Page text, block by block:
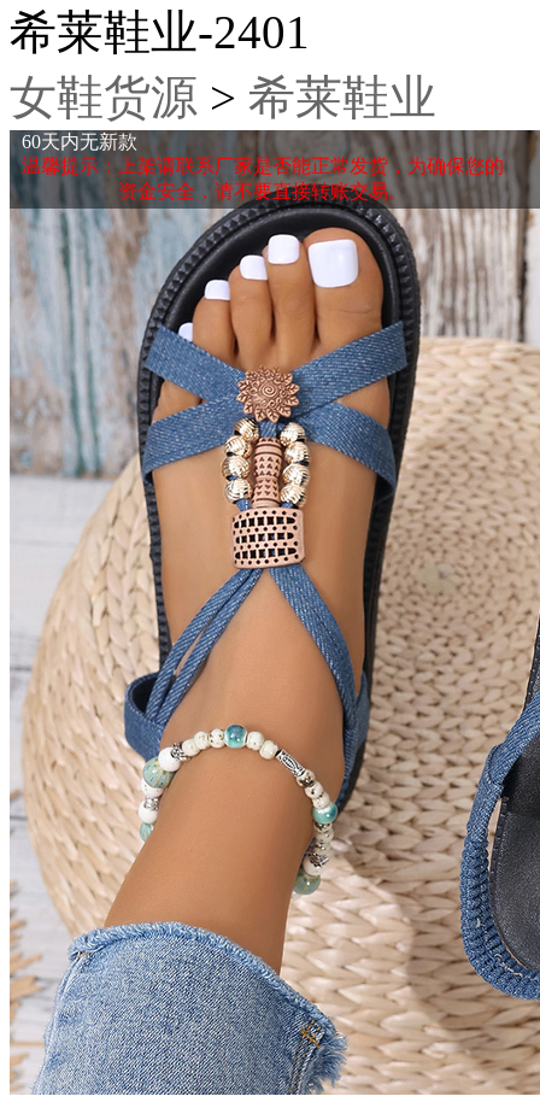
希莱鞋业-2401
女鞋货源 > 希莱鞋业
60天内无新款
温馨提示：上架请联系厂家是否能正常发货，为确保您的
资金安全，请不要直接转账交易。